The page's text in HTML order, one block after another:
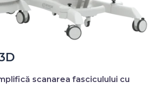
scanarea fasciculului cu